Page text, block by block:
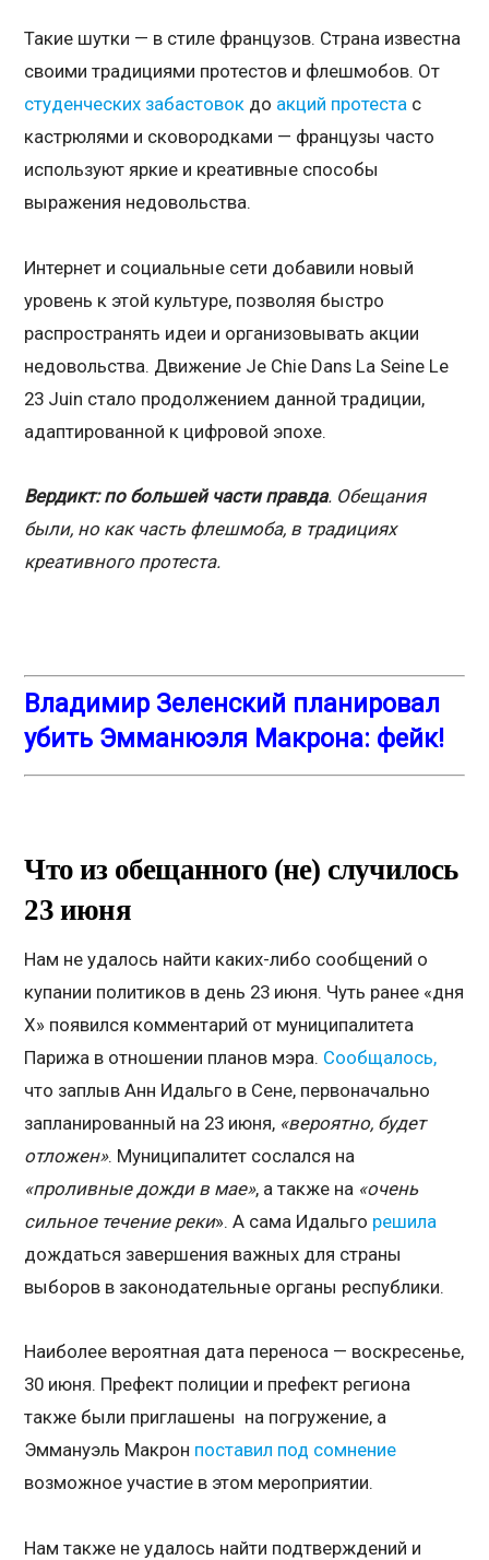
Такие шутки — в стиле французов. Страна известна
своими традициями протестов и флешмобов. От
студенческих забастовок до акций протеста с
кастрюлями и сковородками — французы часто
используют яркие и креативные способы
выражения недовольства.
Интернет и социальные сети добавили новый
уровень к этой культуре, позволяя быстро
распространять идеи и организовывать акции
недовольства. Движение Je Chie Dans La Seine Le
23 Juin стало продолжением данной традиции,
адаптированной к цифровой эпохе.
Вердикт: по большей части правда. Обещания
были, но как часть флешмоба, в традициях
креативного протеста.
Владимир Зеленский планировал
убить Эмманюэля Макрона: фейк!
Что из обещанного (не) случилось
23 июня
Нам не удалось найти каких-либо сообщений о
купании политиков в день 23 июня. Чуть ранее «дня
Х» появился комментарий от муниципалитета
Парижа в отношении планов мэра. Сообщалось,
что заплыв Анн Идальго в Сене, первоначально
запланированный на 23 июня, «вероятно, будет
отложен». Муниципалитет сослался на
«проливные дожди в мае», а также на «очень
сильное течение реки». А сама Идальго решила
дождаться завершения важных для страны
выборов в законодательные органы республики.
Наиболее вероятная дата переноса — воскресенье,
30 июня. Префект полиции и префект региона
также были приглашены на погружение, а
Эммануэль Макрон поставил под сомнение
возможное участие в этом мероприятии.
Нам также не удалось найти подтверждений и